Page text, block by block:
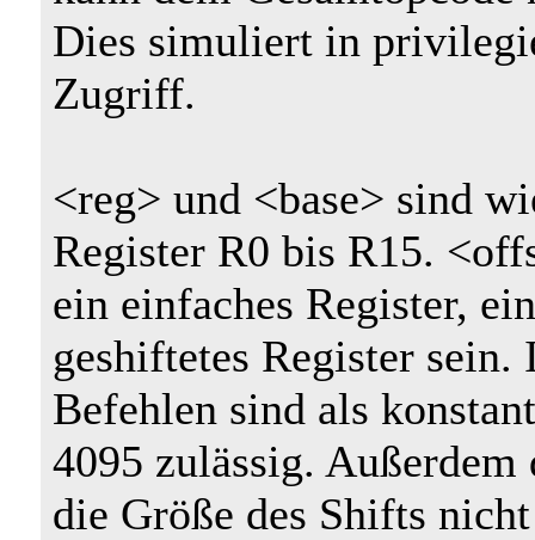
Dies simuliert in
Zugriff.
<reg> und <base> sind
Register R0 bis R15.
ein einfaches Register,
geshiftetes Register
Befehlen sind als
4095 zulässig.
die Größe des Shifts